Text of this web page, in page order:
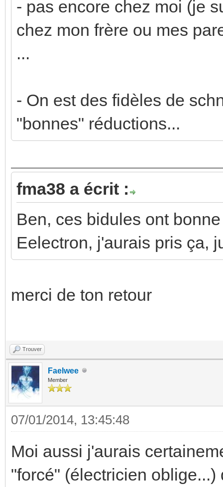
- pas encore chez moi (je
chez mon frère ou mes
...
- On est des fidèles de
"bonnes" réductions...
fma38 a écrit :
Ben, ces bidules ont
Eelectron, j'aurais pris ça,
merci de ton retour
Trouver
Faelwee
Member
07/01/2014, 13:45:48
Moi aussi j'aurais
"forcé" (électricien